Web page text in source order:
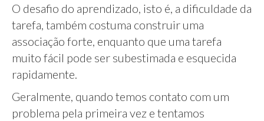
O desafio do aprendizado, isto é, a dificuldade da
tarefa, também costuma construir uma
associação forte, enquanto que uma tarefa
muito fácil pode ser subestimada e esquecida
rapidamente.
Geralmente, quando temos contato com um
problema pela primeira vez e tentamos